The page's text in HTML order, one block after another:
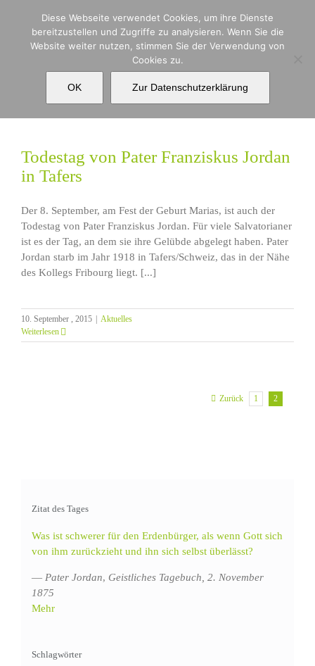
springen
Todestag
Todestag von Pater Franziskus Jordan
in Tafers
Der 8. September, am Fest der Geburt Marias, ist auch der
Todestag von Pater Franziskus Jordan. Für viele Salvatorianer
ist es der Tag, an dem sie ihre Gelübde abgelegt haben. Pater
Jordan starb im Jahr 1918 in Tafers/Schweiz, das in der Nähe
des Kollegs Fribourg liegt. [...]
10. September , 2015
Aktuelles
Weiterlesen
Zurück 1 2
Zitat des Tages
Was ist schwerer für den Erdenbürger, als wenn Gott sich
von ihm zurückzieht und ihn sich selbst überlässt?
— Pater Jordan, Geistliches Tagebuch, 2. November
1875
Mehr
Schlagwörter
Diese Webseite verwendet Cookies, um ihre Dienste
bereitzustellen und Zugriffe zu analysieren. Wenn Sie die
Website weiter nutzen, stimmen Sie der Verwendung von
Cookies zu.
OK Zur Datenschutzerklärung